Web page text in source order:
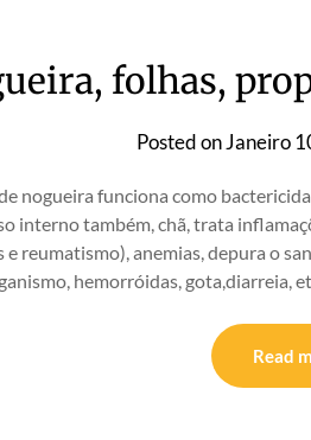
folhas,
Posted onJaneiro
nogueira funciona como
interno também, chã, trata
reumatismo), anemias, depura o
hemorróidas, gota,diarreia,
Read